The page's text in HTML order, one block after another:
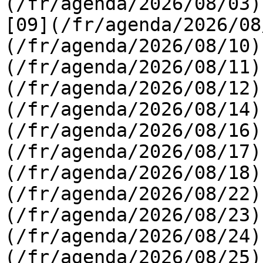
[09](/fr/agenda/2026/
(/fr/agenda/2026/08/
(/fr/agenda/2026/08/
(/fr/agenda/2026/08/
(/fr/agenda/2026/08/
(/fr/agenda/2026/08/
(/fr/agenda/2026/08/
(/fr/agenda/2026/08/
(/fr/agenda/2026/08/
(/fr/agenda/2026/08/
(/fr/agenda/2026/08/
(/fr/agenda/2026/08/